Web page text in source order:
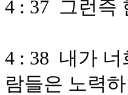
4 : 37 그런즉
4 : 38 내가
람들은 노력